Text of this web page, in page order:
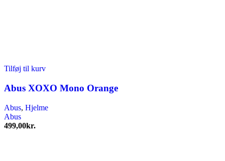
Tilføj til kurv
Abus XOXO Mono Orange
Abus, Hjelme
Abus
499,00kr.